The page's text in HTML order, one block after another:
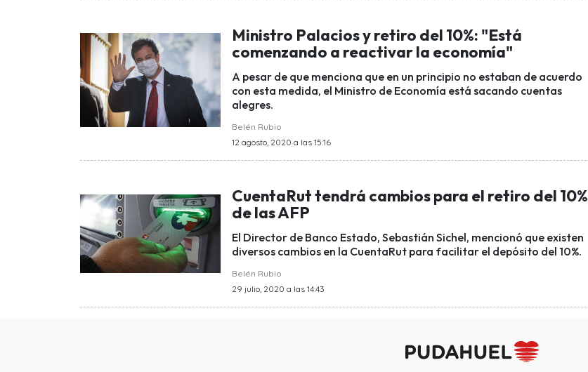
Ministro Palacios y retiro del 10%: "Está
comenzando a reactivar la economía"
A pesar de que menciona que en un principio no estaban de acuerdo
con esta medida, el Ministro de Economía está sacando cuentas
alegres.
Belén Rubio
12 agosto, 2020 a las 15:16
CuentaRut tendrá cambios para el retiro del 10%
de las AFP
El Director de Banco Estado, Sebastián Sichel, mencionó que existen
diversos cambios en la CuentaRut para facilitar el depósito del 10%.
Belén Rubio
29 julio, 2020 a las 14:43